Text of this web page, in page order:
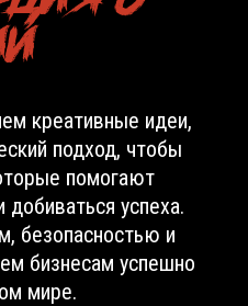
креативные идеи,
подход, чтобы
помогают
успеха.
безопасностью и
бизнесам успешно
мире.